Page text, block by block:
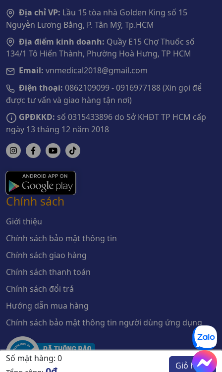
Số mặt hàng: 0
Giỏ hàng
Địa chỉ VP: Lầu 15 tòa nhà Golden King số 15
Nguyễn Lương Bằng, P. Tân Mỹ, Tp.HCM
Địa điểm kinh doanh: Quầy E15 Chợ Thuốc số
134/1 Tô Hiến Thành, Phường Hoà Hưng, TP HCM
Email: vnmedical2018@gmail.com
Điện thoại: 0862109099 - 0916977188 (Xin gọi để
được tư vấn và giao hàng tận nơi)
GPĐKKD: số 0315433896 do Sở KHĐT TP HCM cấp
ngày 13 tháng 12 năm 2018
Chính sách
Giới thiệu
Chính sách bảo mật thông tin
Chính sách giao hàng
Chính sách thanh toán
Chính sách đổi trả
Hướng dẫn mua hàng
Chính sách bảo mật thông tin người dùng ứng dụng